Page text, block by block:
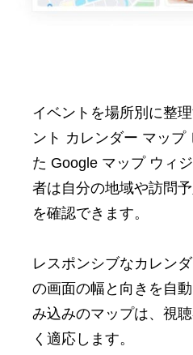
イベントを場所別に整
ント カレンダー マップ
た Google マップ ウィ
者は自分の地域や訪問
を確認できます。
レスポンシブなカレン
の画面の幅と向きを自
み込みのマップは、視
く適応します。